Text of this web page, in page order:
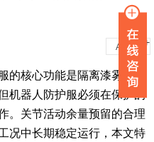
A A +
的核心功能是隔离漆雾、粉
机器人防护服必须在保护的
。关节活动余量预留的合理
况中长期稳定运行，本文特